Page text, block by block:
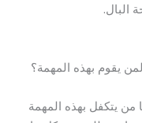
البال.
يقوم بهذه المهمة؟
من يتكفل بهذه المهمة